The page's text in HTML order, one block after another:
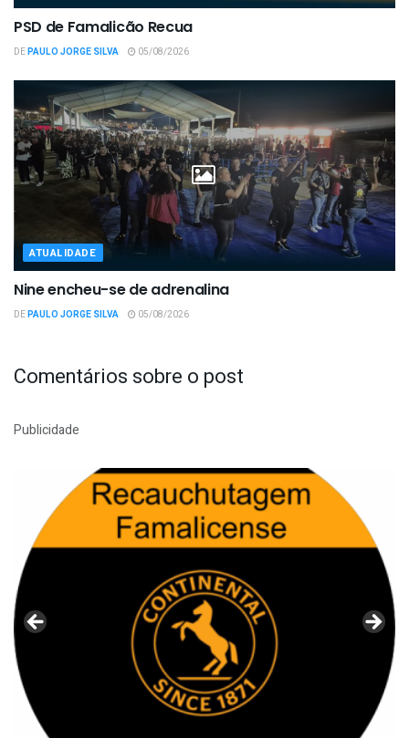
PSD de Famalicão Recua
DEPAULO JORGE SILVA 05/08/2026
ATUALIDADE
Nine encheu-se de adrenalina
DEPAULO JORGE SILVA 05/08/2026
Comentários sobre o post
Publicidade